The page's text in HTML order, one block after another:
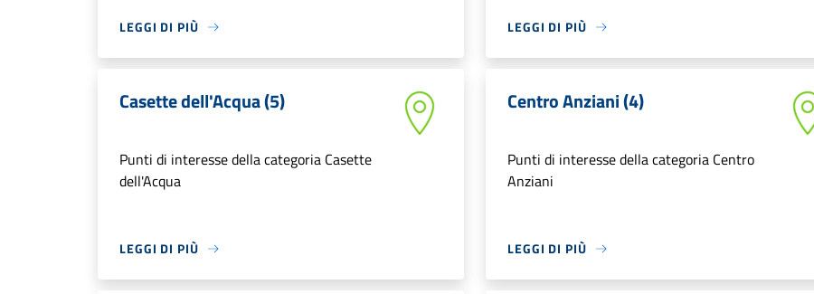
LEGGI DI PIÙ LEGGI DI PIÙ
Casette dell'Acqua (5)
Punti di interesse della categoria Casette
dell'Acqua
LEGGI DI PIÙ
Centro Anziani (4)
Punti di interesse della categoria Centro
Anziani
LEGGI DI PIÙ